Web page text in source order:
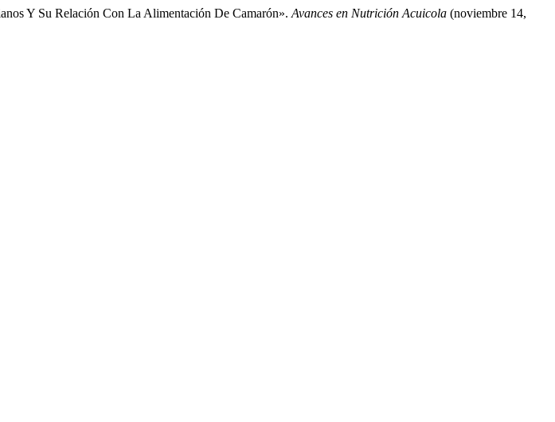
Y Su Relación Con La Alimentación De Camarón». Avances en Nutrición Acuicola (noviembre 14,